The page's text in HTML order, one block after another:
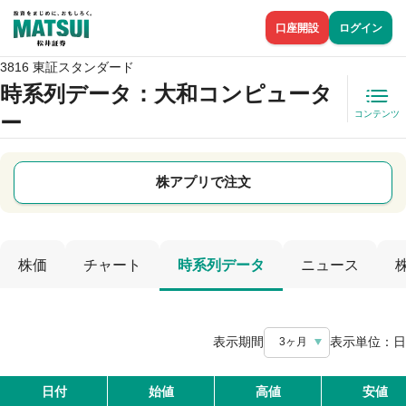
口座開設 ログイン
3816 東証スタンダード
時系列データ ：大和コンピュータ
ー
コンテンツ
株アプリで注文
株価 チャート 時系列データ ニュース
表示期間 3ヶ月 表示単位： 日
日付 始値 高値 安値